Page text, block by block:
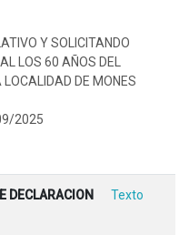
Y SOLICITANDO
LOS 60 AÑOS DEL
DE MONES
2025
DECLARACION
Texto